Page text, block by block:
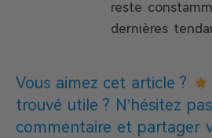
reste
dernières
Vous aimez cet article ?
trouvé utile ? N’hésitez
commentaire et partager